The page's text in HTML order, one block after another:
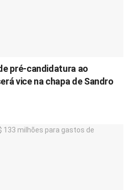
pré-candidatura ao
vice na chapa de Sandro